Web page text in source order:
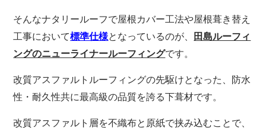
そんなナタリールーフで屋根カバー工法や屋根葺き替え
工事において標準仕様となっているのが、
田島ルーフィ
ングのニューライナールーフィングです。
改質アスファルトルーフィングの先駆けとなった、防水
性・耐久性共に最高級の品質を誇る下葺材です。
改質アスファルト層を不織布と原紙で挟み込むことで、